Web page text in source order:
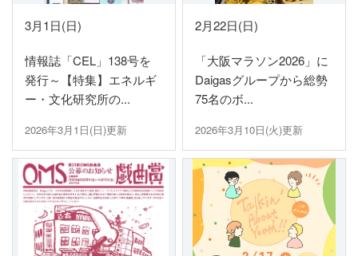
3月1日(日)
情報誌「CEL」138号を
発行～【特集】エネルギ
ー・文化研究所の...
2026年3月1日(日)更新
2月22日(日)
「大阪マラソン2026」に
Daigasグループから総勢
75名のボ...
2026年3月10日(火)更新